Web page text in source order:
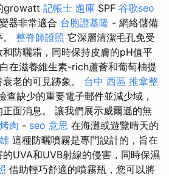
growatt 記帳士 題庫 SPF 谷歌seo
器非常適合 台胞證基隆 - 網絡儲備
整脊師證照 它深層清潔毛孔免受
防曬霜，同時保持皮膚的pH值平
在滋養維生素-rich蘆薈和葡萄柚提
老的可見跡象。 台中 西區 推拿整
查缺少的重要電子郵件並減少域，
面消息。 讓我們展示威爾遜的無
肉 - seo 意思 在海灘或遊覽晴天的
這種防曬噴霧是專門設計的，旨在
UVA和UVB射線的侵害，同時保濕
借助輕巧舒適的噴霧瓶，您可以將